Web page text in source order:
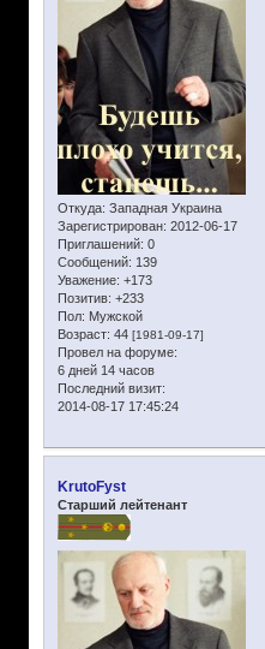
Откуда: Западная Украина
Зарегистрирован: 2012-06-17
Приглашений: 0
Сообщений: 139
Уважение: +173
Позитив: +233
Пол: Мужской
Возраст: 44 [1981-09-17]
Провел на форуме:
6 дней 14 часов
Последний визит:
2014-08-17 17:45:24
KrutoFyst
Старший лейтенант